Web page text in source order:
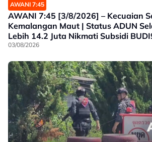
AWANI 7:45
AWANI 7:45 [3/8/2026] – Kecuaian
Kemalangan Maut | Status ADUN
Lebih 14.2 Juta Nikmati Subsidi
Penjimatan Operasi
03/08/2026